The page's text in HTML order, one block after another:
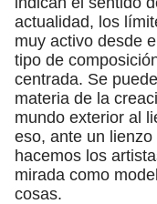
actualidad, los
muy activo desde
tipo de
centrada. Se
materia de la
mundo exterior al
eso, ante un
hacemos los
mirada como
cosas.